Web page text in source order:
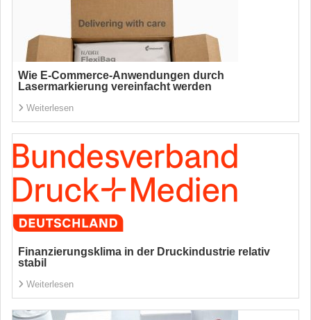
Wie E-Commerce-Anwendungen durch
Lasermarkierung vereinfacht werden
Weiterlesen
Finanzierungsklima in der Druckindustrie relativ
stabil
Weiterlesen